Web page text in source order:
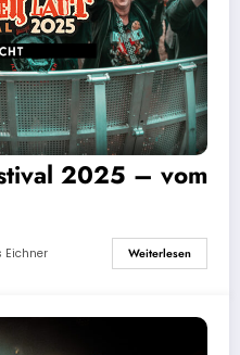
2025 – vom
Eichner Weiterlesen